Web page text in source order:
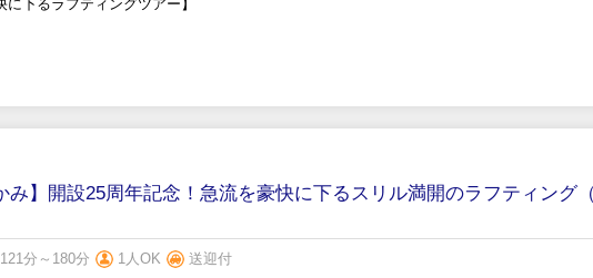
に下るラフティングツアー】
み】開設25周年記念！急流を豪快に下るスリル満開のラフティング
121分～180分 1人OK 送迎付